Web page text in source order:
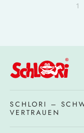
1
SCHLORI –
VERTRAUEN